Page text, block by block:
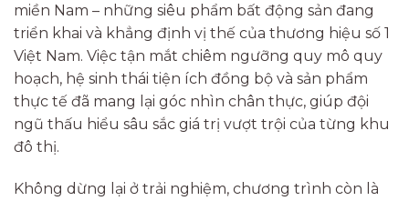
miền Nam – những siêu phẩm bất động sản đang
triển khai và khẳng định vị thế của thương hiệu số 1
Việt Nam. Việc tận mắt chiêm ngưỡng quy mô quy
hoạch, hệ sinh thái tiện ích đồng bộ và sản phẩm
thực tế đã mang lại góc nhìn chân thực, giúp đội
ngũ thấu hiểu sâu sắc giá trị vượt trội của từng khu
đô thị.
Không dừng lại ở trải nghiệm, chương trình còn là